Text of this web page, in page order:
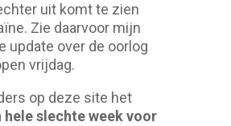
uit komt te zien
Zie daarvoor mijn
update over de oorlog
vrijdag.
op deze site het
hele slechte week voor